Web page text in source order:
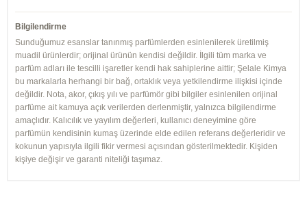
Bilgilendirme
Sunduğumuz esanslar tanınmış parfümlerden esinlenilerek üretilmiş
muadil ürünlerdir; orijinal ürünün kendisi değildir. İlgili tüm marka ve
parfüm adları ile tescilli işaretler kendi hak sahiplerine aittir; Şelale Kimya
bu markalarla herhangi bir bağ, ortaklık veya yetkilendirme ilişkisi içinde
değildir. Nota, akor, çıkış yılı ve parfümör gibi bilgiler esinlenilen orijinal
parfüme ait kamuya açık verilerden derlenmiştir, yalnızca bilgilendirme
amaçlıdır. Kalıcılık ve yayılım değerleri, kullanıcı deneyimine göre
parfümün kendisinin kumaş üzerinde elde edilen referans değerleridir ve
kokunun yapısıyla ilgili fikir vermesi açısından gösterilmektedir. Kişiden
kişiye değişir ve garanti niteliği taşımaz.